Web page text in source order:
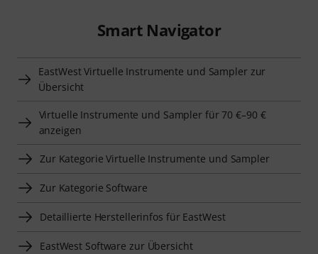
Smart Navigator
EastWest Virtuelle Instrumente und Sampler zur
Übersicht
Virtuelle Instrumente und Sampler für 70 €–90 €
anzeigen
Zur Kategorie Virtuelle Instrumente und Sampler
Zur Kategorie Software
Detaillierte Herstellerinfos für EastWest
EastWest Software zur Übersicht